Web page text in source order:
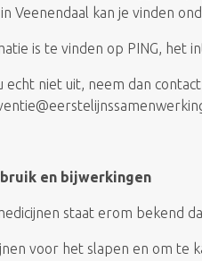
Veenendaal kan je vinden
is te vinden op PING, het
echt niet uit, neem dan
en bijwerkingen
staat erom bekend
voor het slapen en om te